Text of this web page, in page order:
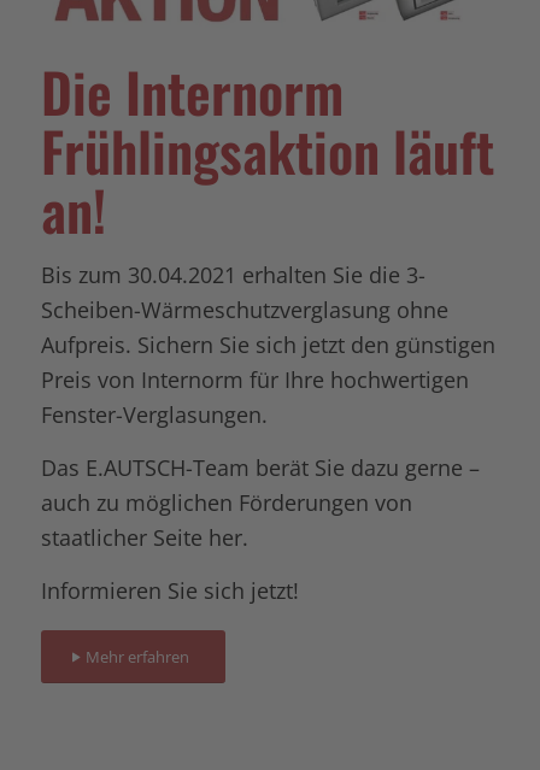
Die Internorm
Frühlingsaktion läuft
an!
Bis zum 30.04.2021 erhalten Sie die 3-
Scheiben-Wärmeschutzverglasung ohne
Aufpreis. Sichern Sie sich jetzt den günstigen
Preis von Internorm für Ihre hochwertigen
Fenster-Verglasungen.
Das E.AUTSCH-Team berät Sie dazu gerne –
auch zu möglichen Förderungen von
staatlicher Seite her.
Informieren Sie sich jetzt!
Mehr erfahren